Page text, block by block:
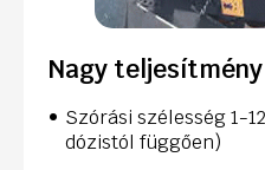
Nagy teljesítmény
Szórási szélesség 1-
dózistól függően)